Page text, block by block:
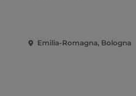
Emilia-Romagna, Bologna